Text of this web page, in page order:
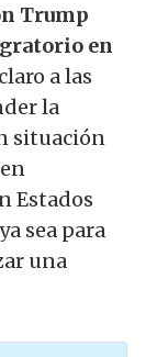
Trump
en
a las
la
situación
Estados
sea para
una